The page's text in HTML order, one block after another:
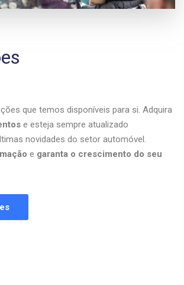
que temos disponíveis para si. Adquira
e esteja sempre atualizado
novidades do setor automóvel.
e garanta o crescimento do seu